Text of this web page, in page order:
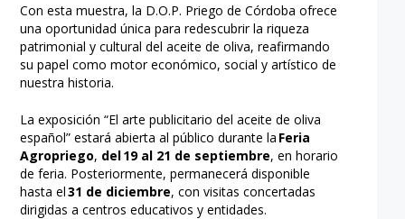
Con esta muestra, la D.O.P. Priego de Córdoba ofrece
una oportunidad única para redescubrir la riqueza
patrimonial y cultural del aceite de oliva, reafirmando
su papel como motor económico, social y artístico de
nuestra historia.
La exposición “El arte publicitario del aceite de oliva
español” estará abierta al público durante la Feria
Agropriego, del 19 al 21 de septiembre, en horario
de feria. Posteriormente, permanecerá disponible
hasta el31 de diciembre, con visitas concertadas
dirigidas a centros educativos y entidades.